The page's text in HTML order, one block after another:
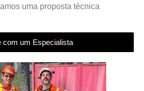
uma proposta técnica
com um Especialista